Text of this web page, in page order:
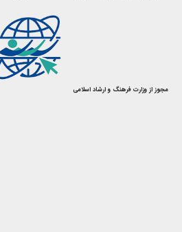
مجوز از وزارت فرهنگ و ارشاد اسلامی